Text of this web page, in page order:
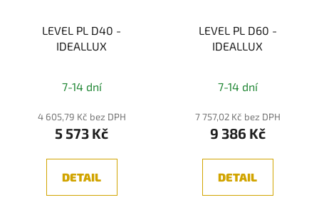
LEVEL PL D40 -
IDEALLUX
7-14 dní
4 605,79 Kč bez DPH
5 573 Kč
DETAIL
LEVEL PL D60 -
IDEALLUX
7-14 dní
7 757,02 Kč bez DPH
9 386 Kč
DETAIL